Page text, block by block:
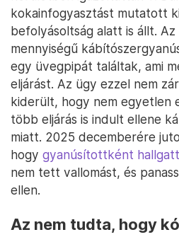
kokainfogyasztást mutatott
befolyásoltság alatt is állt.
mennyiségű
egy üvegpipát találtak, ami
eljárást. Az ügy ezzel nem
kiderült, hogy nem egyetlen
több eljárás is indult ellene
miatt. 2025 decemberére
hogy gyanúsítottként
nem tett vallomást, és
ellen.
Az nem tudta, hogy